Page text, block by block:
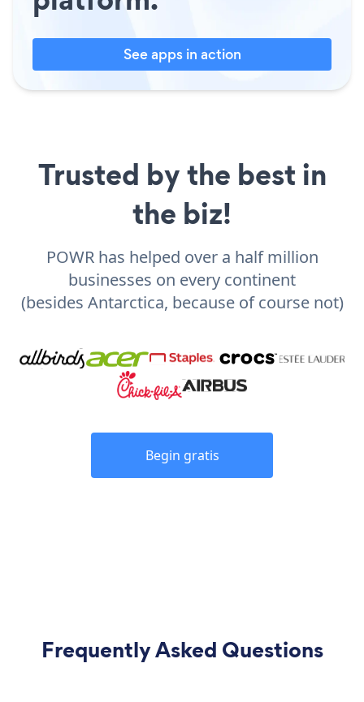
See apps in action
Trusted by the best in
the biz!
POWR has helped over a half million
businesses on every continent
(besides Antarctica, because of course not)
Begin gratis
Frequently Asked Questions